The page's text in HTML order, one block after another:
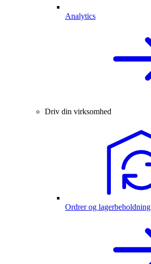
Analytics
Driv din virksomhed
Ordrer og lagerbeholdning